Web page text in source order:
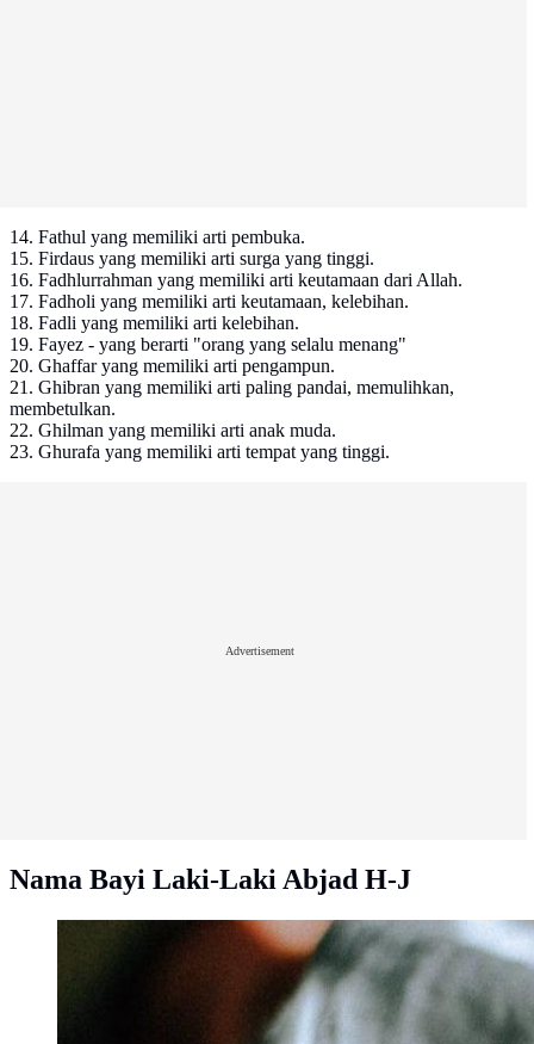
14. Fathul yang memiliki arti pembuka.
15. Firdaus yang memiliki arti surga yang tinggi.
16. Fadhlurrahman yang memiliki arti keutamaan dari Allah.
17. Fadholi yang memiliki arti keutamaan, kelebihan.
18. Fadli yang memiliki arti kelebihan.
19. Fayez - yang berarti "orang yang selalu menang"
20. Ghaffar yang memiliki arti pengampun.
21. Ghibran yang memiliki arti paling pandai, memulihkan,
membetulkan.
22. Ghilman yang memiliki arti anak muda.
23. Ghurafa yang memiliki arti tempat yang tinggi.
Advertisement
Nama Bayi Laki-Laki Abjad H-J